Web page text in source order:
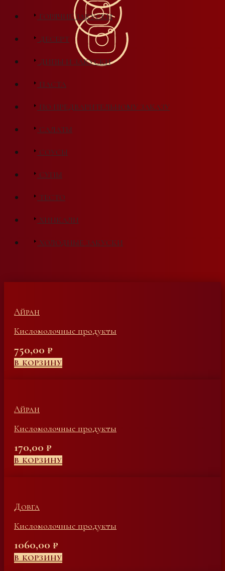
ГОРЯЧИЕ ЗАКУСКИ
ДЕСЕРТ
ДИПЫ И ЗАКУСКИ
ПАСТА
ПО ПРЕДВАРИТЕЛЬНОМУ ЗАКАЗУ
САЛАТЫ
СОУСЫ
СУПЫ
ТЕСТО
ХИНКАЛИ
ХОЛОДНЫЕ ЗАКУСКИ
Айран
Кисломолочные продукты
750,00 ₽
В КОРЗИНУ
Айран
Кисломолочные продукты
170,00 ₽
В КОРЗИНУ
Довга
Кисломолочные продукты
1060,00 ₽
В КОРЗИНУ